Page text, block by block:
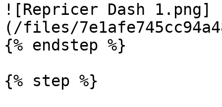
![Repricer Dash 1.png]
(/files/
{% endstep %}
{% step %}